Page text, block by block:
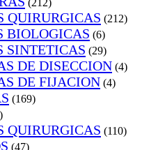
(212)
QUIRURGICAS (212)
BIOLOGICAS (6)
SINTETICAS (29)
DE DISECCION (4)
DE FIJACION (4)
(169)
QUIRURGICAS (110)
(47)